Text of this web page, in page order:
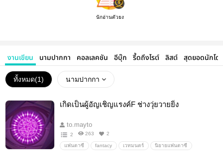
นักอ่านตัวยง
งานเขียน นามปากกา คอลเลคชัน อีบุ๊ก รี้ดถึงไรต์ ลิสต์ สุดยอดนักโด
ทั้งหมด(1) นามปากกา
เกิดเป็นผู้อัญเชิญแรงค์F ช่างวุ่ยวายยิ่ง
to.mayto
2 263 2
แฟนตาซี fantacy เวทมนตร์ นิยายแฟนตาซี